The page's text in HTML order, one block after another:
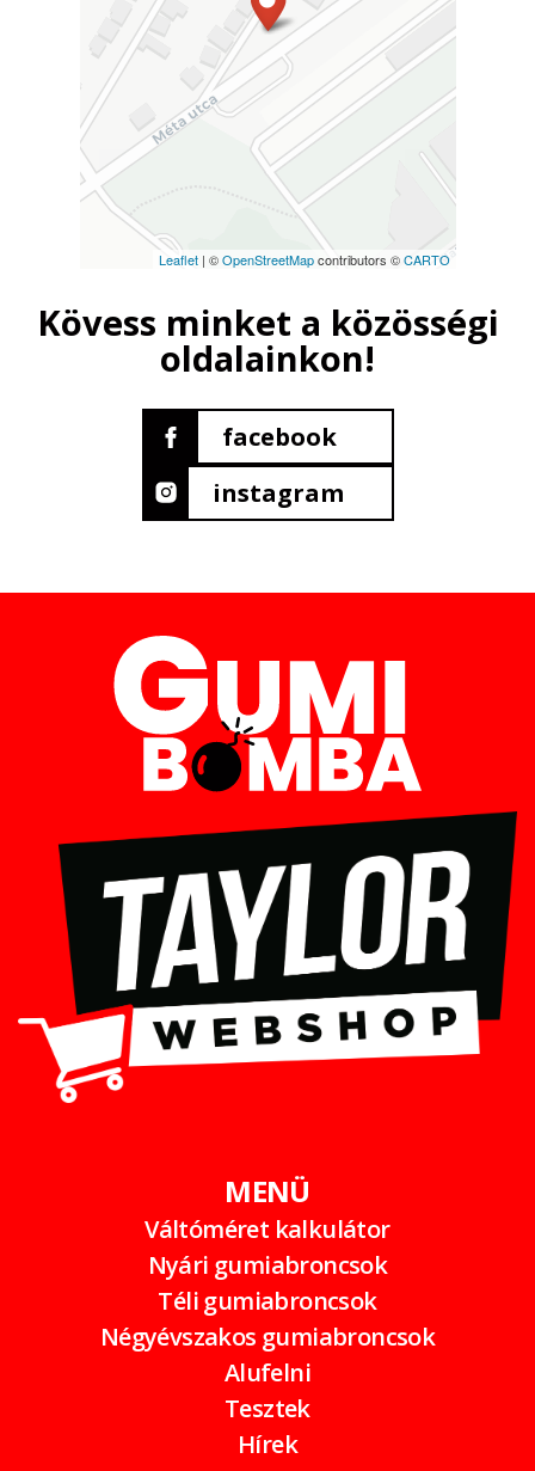
Leaflet| ©OpenStreetMapcontributors ©CARTO
Kövess minket a közösségi
oldalainkon!
facebook
instagram
MENÜ
Váltóméret kalkulátor
Nyári gumiabroncsok
Téli gumiabroncsok
Négyévszakos gumiabroncsok
Alufelni
Tesztek
Hírek